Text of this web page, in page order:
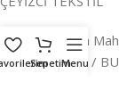
Adres:Reyhan
/ a Osmangazi /
SepetimMenu